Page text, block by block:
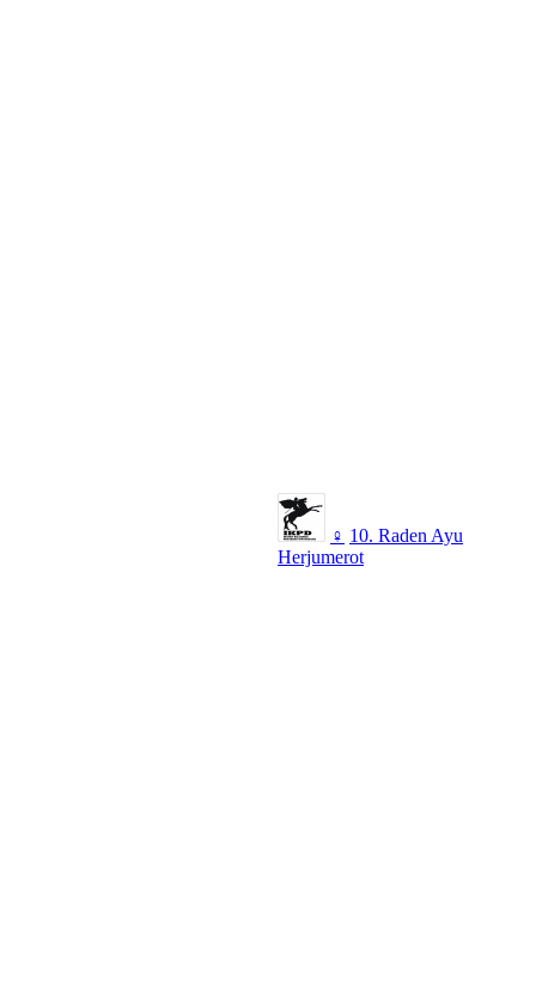
♀ 10. Raden Ayu
Herjumerot